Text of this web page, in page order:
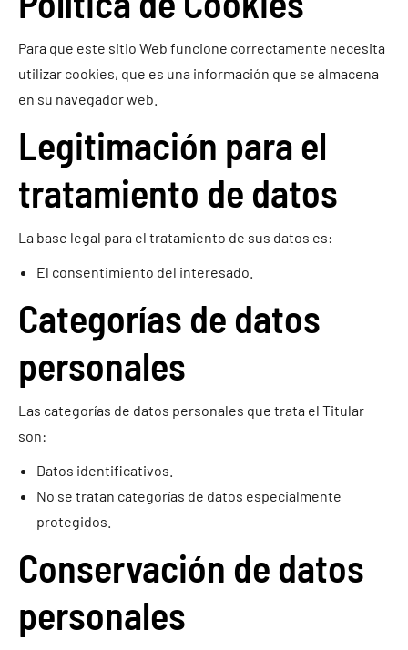
Para que este sitio Web funcione correctamente necesita
utilizar cookies, que es una información que se almacena
en su navegador web.
Legitimación para el
tratamiento de datos
La base legal para el tratamiento de sus datos es:
El consentimiento del interesado.
Categorías de datos
personales
Las categorías de datos personales que trata el Titular
son:
Datos identificativos.
No se tratan categorías de datos especialmente
protegidos.
Conservación de datos
personales